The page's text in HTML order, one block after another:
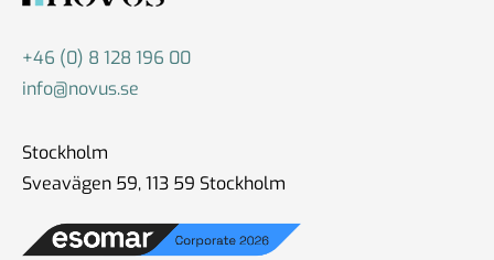
+46 (0) 8 128 196 00
info@novus.se
Stockholm
Sveavägen 59, 113 59 Stockholm